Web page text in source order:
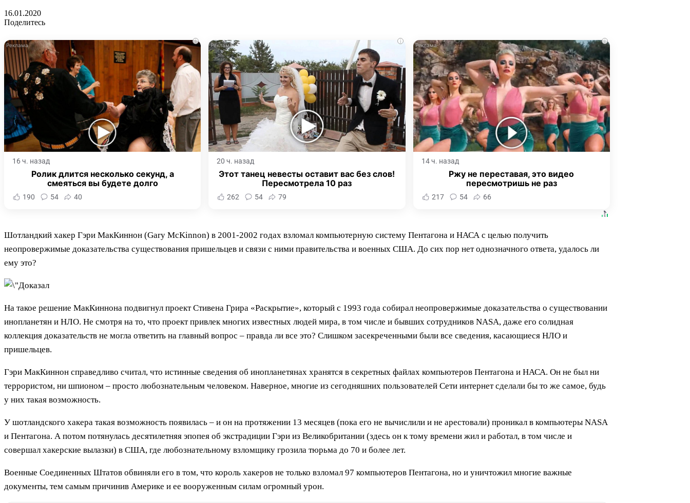
16.01.2020
Поделитесь
i
16 ч. назад
Ролик длится несколько секунд, а
смеяться вы будете долго
190 54 40
i
20 ч. назад
Этот танец невесты оставит вас без слов!
Пересмотрела 10 раз
262 54 79
i
14 ч. назад
Ржу не переставая, это видео
пересмотришь не раз
217 54 66
Шотландкий хакер Гэри МакКиннон (Gary McKinnon) в 2001-2002 годах взломал компьютерную систему Пентагона и НАСА с целью получить
неопровержимые доказательства существования пришельцев и связи с ними правительства и военных США. До сих пор нет однозначного ответа, удалось ли
ему это?
На такое решение МакКиннона подвигнул проект Стивена Грира «Раскрытие», который с 1993 года собирал неопровержимые доказательства о существовании
инопланетян и НЛО. Не смотря на то, что проект привлек многих известных людей мира, в том числе и бывших сотрудников NASA, даже его солидная
коллекция доказательств не могла ответить на главный вопрос – правда ли все это? Слишком засекреченными были все сведения, касающиеся НЛО и
пришельцев.
Гэри МакКиннон справедливо считал, что истинные сведения об инопланетянах хранятся в секретных файлах компьютеров Пентагона и НАСА. Он не был ни
террористом, ни шпионом – просто любознательным человеком. Наверное, многие из сегодняшних пользователей Сети интернет сделали бы то же самое, будь
у них такая возможность.
У шотландского хакера такая возможность появилась – и он на протяжении 13 месяцев (пока его не вычислили и не арестовали) проникал в компьютеры NASA
и Пентагона. А потом потянулась десятилетняя эпопея об экстрадиции Гэри из Великобритании (здесь он к тому времени жил и работал, в том числе и
совершал хакерские вылазки) в США, где любознательному взломщику грозила тюрьма до 70 и более лет.
Военные Соединенных Штатов обвиняли его в том, что король хакеров не только взломал 97 компьютеров Пентагона, но и уничтожил многие важные
документы, тем самым причинив Америке и ее вооруженным силам огромный урон.